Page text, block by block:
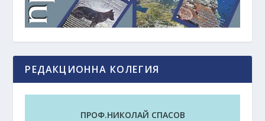
РЕДАКЦИОННА КОЛЕГИЯ
ПРОФ.НИКОЛАЙ СПАСОВ